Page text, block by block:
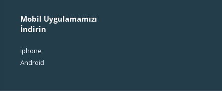
Mobil Uygulamamızı
İndirin
Iphone
Android